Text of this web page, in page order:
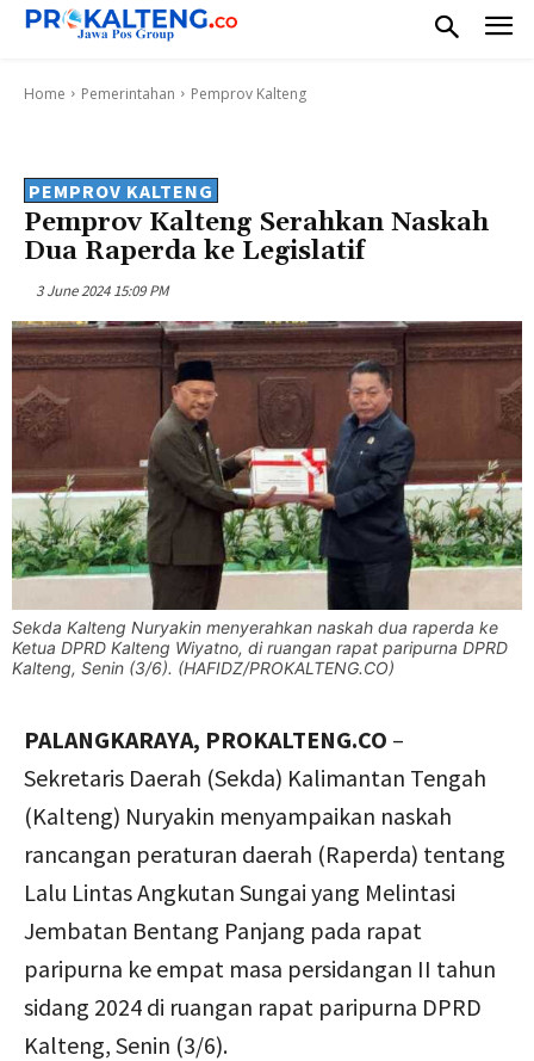
Home Pemerintahan Pemprov Kalteng
PEMPROV KALTENG
Pemprov Kalteng Serahkan Naskah
Dua Raperda ke Legislatif
3 June 2024 15:09 PM
Sekda Kalteng Nuryakin menyerahkan naskah dua raperda ke
Ketua DPRD Kalteng Wiyatno, di ruangan rapat paripurna DPRD
Kalteng, Senin (3/6). (HAFIDZ/PROKALTENG.CO)
PALANGKARAYA, PROKALTENG.CO –
Sekretaris Daerah (Sekda) Kalimantan Tengah
(Kalteng) Nuryakin menyampaikan naskah
rancangan peraturan daerah (Raperda) tentang
Lalu Lintas Angkutan Sungai yang Melintasi
Jembatan Bentang Panjang pada rapat
paripurna ke empat masa persidangan II tahun
sidang 2024 di ruangan rapat paripurna DPRD
Kalteng, Senin (3/6).